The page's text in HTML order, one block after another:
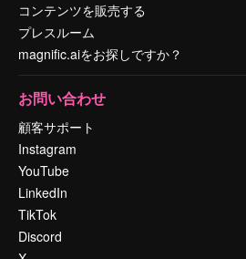
コンテンツを販売する
プレスルーム
magnific.aiをお探しですか？
お問い合わせ
顧客サポート
Instagram
YouTube
LinkedIn
TikTok
Discord